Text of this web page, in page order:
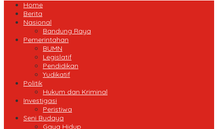
Home
Berita
Nasional
Bandung Raya
Pemerintahan
BUMN
Legislatif
Pendidikan
Yudikatif
Politik
Hukum dan Kriminal
Investigasi
Peristiwa
Seni Budaya
Gaya Hidup